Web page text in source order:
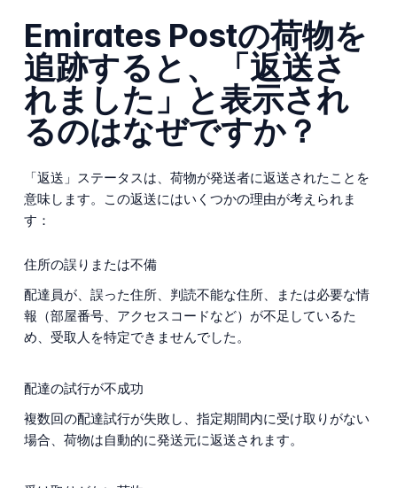
Emirates Postの荷物を
追跡すると、「返送さ
れました」と表示され
るのはなぜですか？
「返送」ステータスは、荷物が発送者に返送されたことを
意味します。この返送にはいくつかの理由が考えられま
す：
住所の誤りまたは不備
配達員が、誤った住所、判読不能な住所、または必要な情
報（部屋番号、アクセスコードなど）が不足しているた
め、受取人を特定できませんでした。
配達の試行が不成功
複数回の配達試行が失敗し、指定期間内に受け取りがない
場合、荷物は自動的に発送元に返送されます。